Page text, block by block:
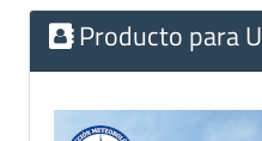
Producto para